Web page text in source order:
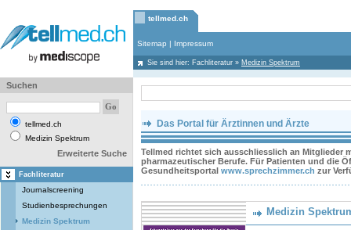
tellmed.ch
Sitemap | Impressum
Sie sind hier: Fachliteratur » Medizin Spektrum
Suchen
tellmed.ch
Medizin Spektrum
Erweiterte Suche
Fachliteratur
Journalscreening
Studienbesprechungen
Medizin Spektrum
Das Portal für Ärztinnen und Ärzte
Tellmed richtet sich ausschliesslich an Mitglieder
pharmazeutischer Berufe. Für Patienten und die
Gesundheitsportal www.sprechzimmer.ch zur
Medizin